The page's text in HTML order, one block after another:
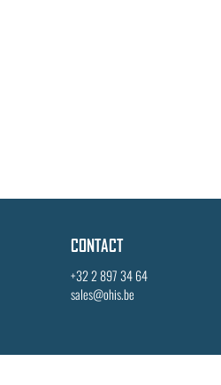
CONTACT
+32 2 897 34 64
sales@ohis.be